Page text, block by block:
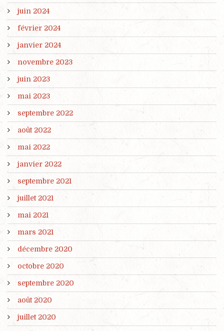
juin 2024
février 2024
janvier 2024
novembre 2023
juin 2023
mai 2023
septembre 2022
août 2022
mai 2022
janvier 2022
septembre 2021
juillet 2021
mai 2021
mars 2021
décembre 2020
octobre 2020
septembre 2020
août 2020
juillet 2020